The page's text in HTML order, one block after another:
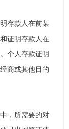
存款人在前某
证明存款人在
个人存款证明
商或其他目的
，所需要的对